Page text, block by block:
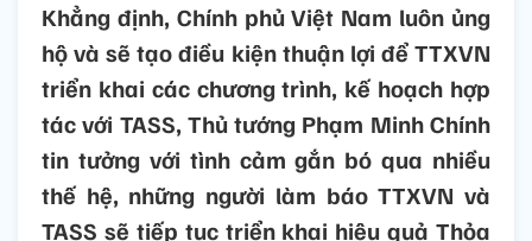
Khẳng định, Chính phủ Việt Nam luôn ủng
hộ và sẽ tạo điều kiện thuận lợi để TTXVN
triển khai các chương trình, kế hoạch hợp
tác với TASS, Thủ tướng Phạm Minh Chính
tin tưởng với tình cảm gắn bó qua nhiều
thế hệ, những người làm báo TTXVN và
TASS sẽ tiếp tục triển khai hiệu quả Thỏa